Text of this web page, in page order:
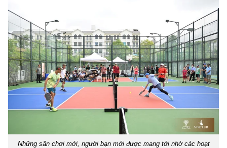
Những sân chơi mới, người bạn mới được mang tới nhờ các hoạt